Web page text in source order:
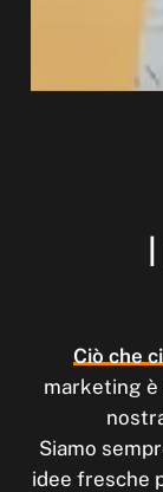
Ciò che
marketing è
Siamo
idee fresche